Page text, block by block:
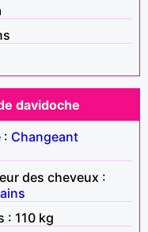
davidoche
: Changeant
des cheveux :
: 110 kg